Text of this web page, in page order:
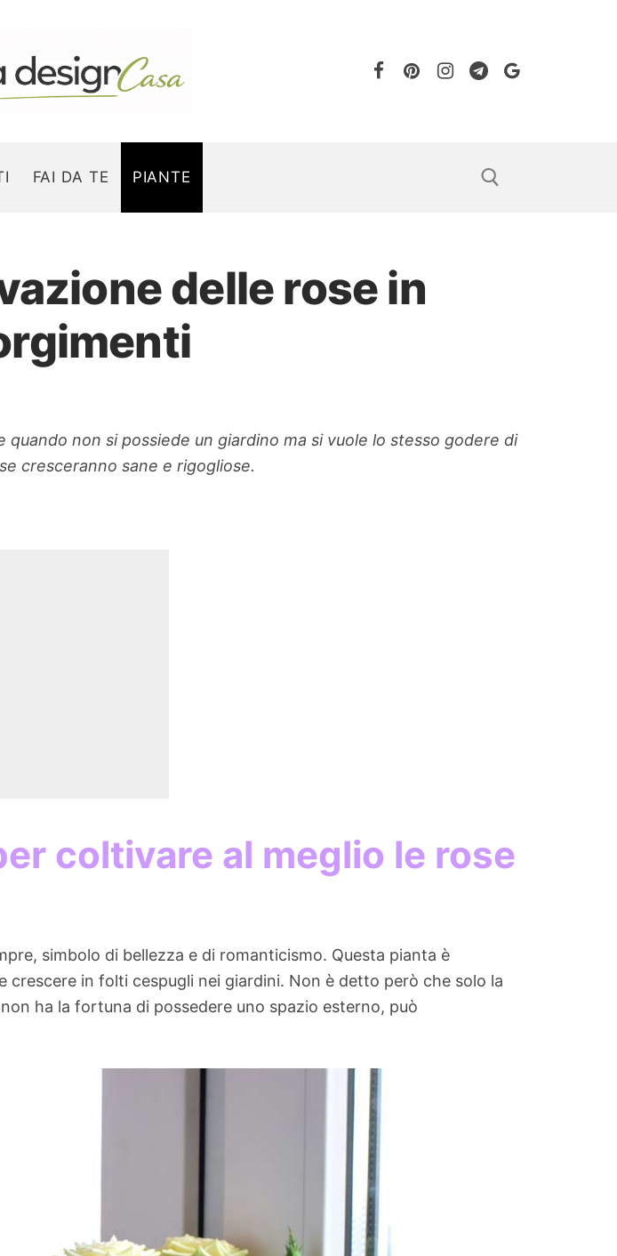
FAI DA TE PIANTE
Search for:
delle rose in
non si possiede un giardino ma si vuole lo stesso godere di
cresceranno sane e rigogliose.
coltivare al meglio le rose
simbolo di bellezza e di romanticismo. Questa pianta è
crescere in folti cespugli nei giardini. Non è detto però che solo la
ha la fortuna di possedere uno spazio esterno, può